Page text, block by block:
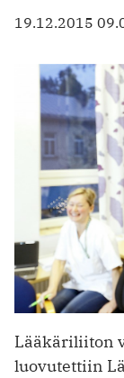
19.12.2015
Lääkäriliiton
luovutettiin